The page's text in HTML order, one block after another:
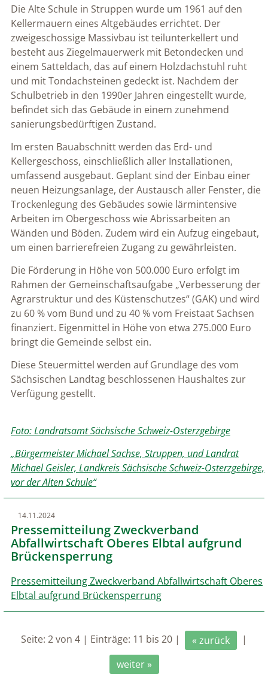
Die Alte Schule in Struppen wurde um 1961 auf den
Kellermauern eines Altgebäudes errichtet. Der
zweigeschossige Massivbau ist teilunterkellert und
besteht aus Ziegelmauerwerk mit Betondecken und
einem Satteldach, das auf einem Holzdachstuhl ruht
und mit Tondachsteinen gedeckt ist. Nachdem der
Schulbetrieb in den 1990er Jahren eingestellt wurde,
befindet sich das Gebäude in einem zunehmend
sanierungsbedürftigen Zustand.
Im ersten Bauabschnitt werden das Erd- und
Kellergeschoss, einschließlich aller Installationen,
umfassend ausgebaut. Geplant sind der Einbau einer
neuen Heizungsanlage, der Austausch aller Fenster, die
Trockenlegung des Gebäudes sowie lärmintensive
Arbeiten im Obergeschoss wie Abrissarbeiten an
Wänden und Böden. Zudem wird ein Aufzug eingebaut,
um einen barrierefreien Zugang zu gewährleisten.
Die Förderung in Höhe von 500.000 Euro erfolgt im
Rahmen der Gemeinschaftsaufgabe „Verbesserung der
Agrarstruktur und des Küstenschutzes“ (GAK) und wird
zu 60 % vom Bund und zu 40 % vom Freistaat Sachsen
finanziert. Eigenmittel in Höhe von etwa 275.000 Euro
bringt die Gemeinde selbst ein.
Diese Steuermittel werden auf Grundlage des vom
Sächsischen Landtag beschlossenen Haushaltes zur
Verfügung gestellt.
Foto: Landratsamt Sächsische Schweiz-Osterzgebirge
„Bürgermeister Michael Sachse, Struppen, und Landrat
Michael Geisler, Landkreis Sächsische Schweiz-Osterzgebirge,
vor der Alten Schule“
14.11.2024
Pressemitteilung Zweckverband
Abfallwirtschaft Oberes Elbtal aufgrund
Brückensperrung
Pressemitteilung Zweckverband Abfallwirtschaft Oberes
Elbtal aufgrund Brückensperrung
Seite: 2 von 4 | Einträge: 11 bis 20 | « zurück
|
weiter »